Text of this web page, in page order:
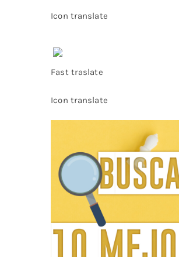
Icon translate
Fast traslate
Icon translate